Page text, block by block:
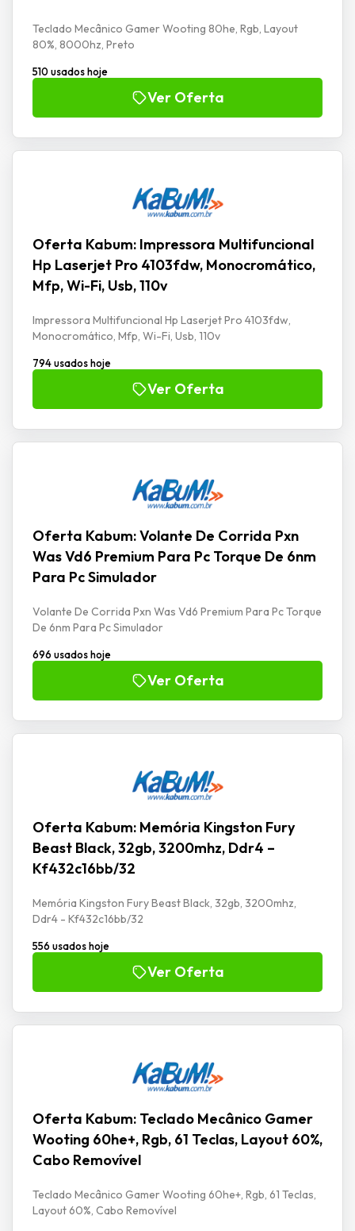
Teclado Mecânico Gamer Wooting 80he, Rgb, Layout
80%, 8000hz, Preto
510 usados hoje
Ver Oferta
Oferta Kabum: Impressora Multifuncional
Hp Laserjet Pro 4103fdw, Monocromático,
Mfp, Wi-Fi, Usb, 110v
Impressora Multifuncional Hp Laserjet Pro 4103fdw,
Monocromático, Mfp, Wi-Fi, Usb, 110v
794 usados hoje
Ver Oferta
Oferta Kabum: Volante De Corrida Pxn
Was Vd6 Premium Para Pc Torque De 6nm
Para Pc Simulador
Volante De Corrida Pxn Was Vd6 Premium Para Pc Torque
De 6nm Para Pc Simulador
696 usados hoje
Ver Oferta
Oferta Kabum: Memória Kingston Fury
Beast Black, 32gb, 3200mhz, Ddr4 –
Kf432c16bb/32
Memória Kingston Fury Beast Black, 32gb, 3200mhz,
Ddr4 - Kf432c16bb/32
556 usados hoje
Ver Oferta
Oferta Kabum: Teclado Mecânico Gamer
Wooting 60he+, Rgb, 61 Teclas, Layout 60%,
Cabo Removível
Teclado Mecânico Gamer Wooting 60he+, Rgb, 61 Teclas,
Layout 60%, Cabo Removível